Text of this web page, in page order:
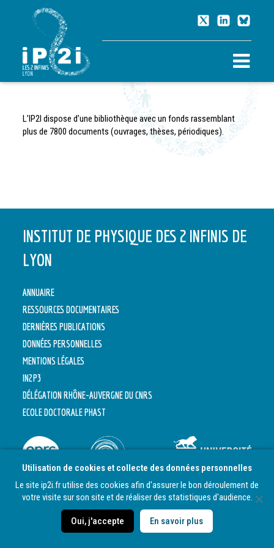
L’IP2I dispose d’une bibliothèque avec un fonds rassemblant
plus de 7800 documents (ouvrages, thèses, périodiques).
Utilisation de cookies et collecte des données personnelles
Le site ip2i.fr utilise des cookies afin d'assurer le bon déroulement de
votre visite sur son site et de réaliser des statistiques d'audience.
Oui, j'accepte En savoir plus
INSTITUT DE PHYSIQUE DES 2 INFINIS DE
LYON
ANNUAIRE
RESSOURCES DOCUMENTAIRES
DERNIÈRES PUBLICATIONS
DONNÉES PERSONNELLES
MENTIONS LÉGALES
IN2P3
DÉLÉGATION RHÔNE-AUVERGNE DU CNRS
ECOLE DOCTORALE PHAST
développé par COM-ONWEB. Design Web par Atelier Chose.